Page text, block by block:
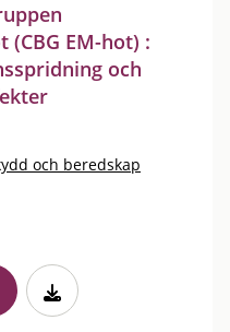
EM-hot) :
och
och beredskap